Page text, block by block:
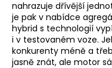
nahrazuje dřívější
je pak v nabídce
hybrid s technologií
i v testovaném voze.
konkurenty méně a
jasně znát, ale motor